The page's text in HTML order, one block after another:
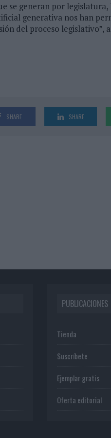
se generan por
generativa nos han
del proceso legislativo”,
SHARE SHARE
PUBLICACIONES
Tienda
Suscríbete
Ejemplar gratis
Oferta editorial